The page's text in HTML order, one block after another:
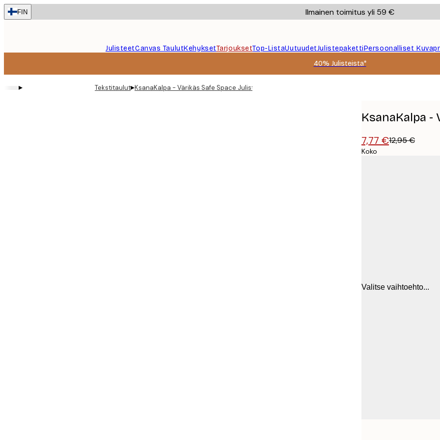
Skip
to
FIN Ilmainen toimitus yli 59 €
JulisteetCanvas TaulutKehyksetTarjouksetTop-ListaUutuudetJulistepakettiPersoonalliset
40% Julisteista*
▸ Tekstitaulut▸KsanaKalpa - Värikäs Safe Space Juliste
KsanaKalpa -
7,77 €12,95 €
Koko
Valitse vaihtoehto...